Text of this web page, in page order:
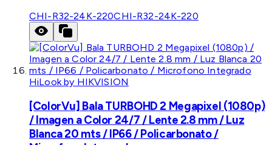
CHI-R32-24K-220CHI-R32-24K-220
HiLook by HIKVISION
[ColorVu] Bala TURBOHD 2 Megapixel (1080p)
/ Imagen a Color 24/7 / Lente 2.8 mm / Luz
Blanca 20 mts / IP66 / Policarbonato /